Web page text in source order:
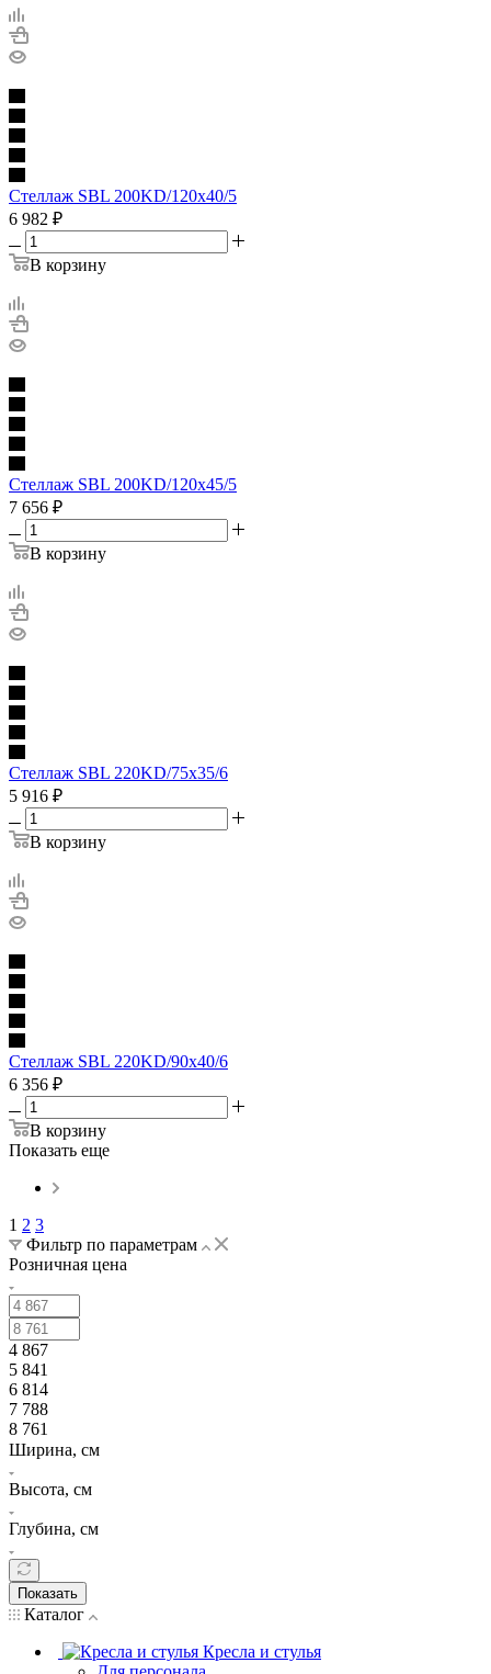
Стеллаж SBL 200KD/120x40/5
6 982 ₽
В корзину
Стеллаж SBL 200KD/120x45/5
7 656 ₽
В корзину
Стеллаж SBL 220KD/75x35/6
5 916 ₽
В корзину
Стеллаж SBL 220KD/90x40/6
6 356 ₽
В корзину
Показать еще
1 2 3
Фильтр по параметрам
Розничная цена
4 867
5 841
6 814
7 788
8 761
Ширина, см
Высота, см
Глубина, см
Показать
Каталог
Кресла и стулья